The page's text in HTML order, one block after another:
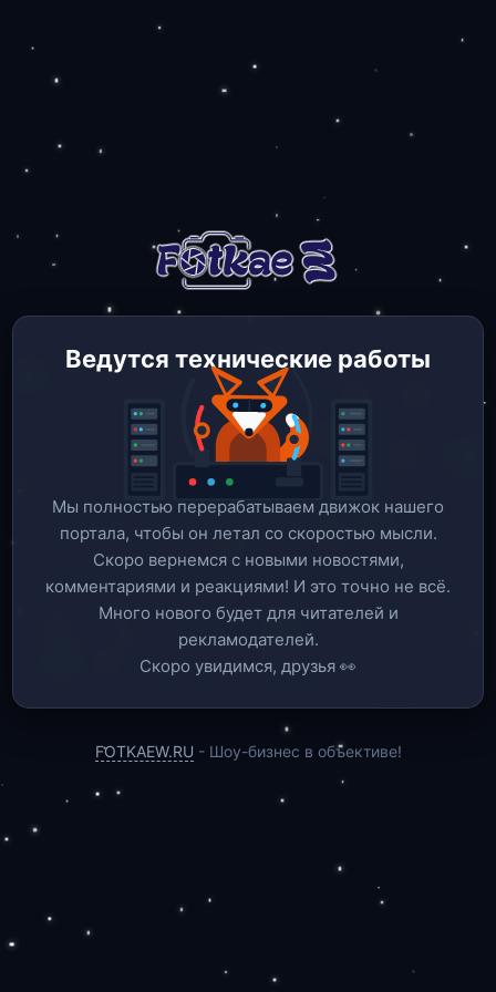
Ведутся технические работы
Мы полностью перерабатываем движок нашего
портала, чтобы он летал со скоростью мысли.
Скоро вернемся c новыми новостями,
комментариями и реакциями! И это точно не всё.
Много нового будет для читателей и
рекламодателей.
Скоро увидимся, друзья 👀
FOTKAEW.RU - Шоу-бизнес в объективе!